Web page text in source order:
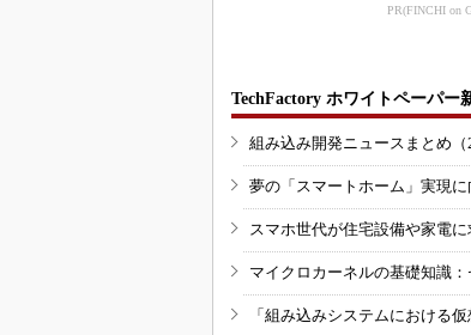
PR(FINCHI on
TechFactory ホワイトペーパー
組み込み開発ニュースまとめ（
夢の「スマートホーム」実現
スマホ世代が住宅設備や家電
マイクロカーネルの基礎知識
「組み込みシステムにおける